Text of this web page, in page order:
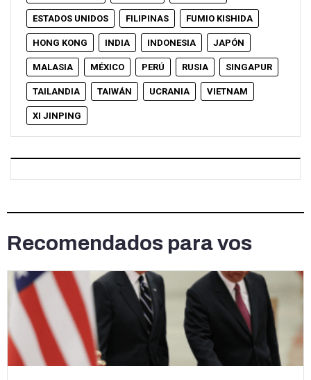
ESTADOS UNIDOS FILIPINAS FUMIO KISHIDA
HONG KONG INDIA INDONESIA JAPÓN
MALASIA MÉXICO PERÚ RUSIA SINGAPUR
TAILANDIA TAIWÁN UCRANIA VIETNAM
XI JINPING
Recomendados para vos